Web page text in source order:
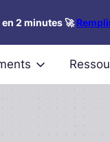
2 minutes 🚀